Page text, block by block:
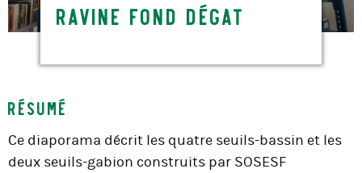
Ravine Fond Dégat
Résumé
Ce diaporama décrit les quatre seuils-bassin et les
deux seuils-gabion construits par SOSESF